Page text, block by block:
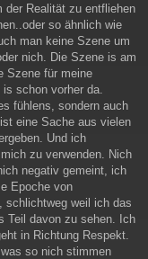
der Realität zu entfliehen
so ähnlich wie
man keine Szene um
nich. Die Szene is am
Szene für meine
schon vorher da.
fühlens, sondern auch
eine Sache aus vielen
Und ich
zu verwenden. Nich
negativ gemeint, ich
Epoche von
schlichtweg weil ich das
Teil davon zu sehen. Ich
in Richtung Respekt.
so nich stimmen